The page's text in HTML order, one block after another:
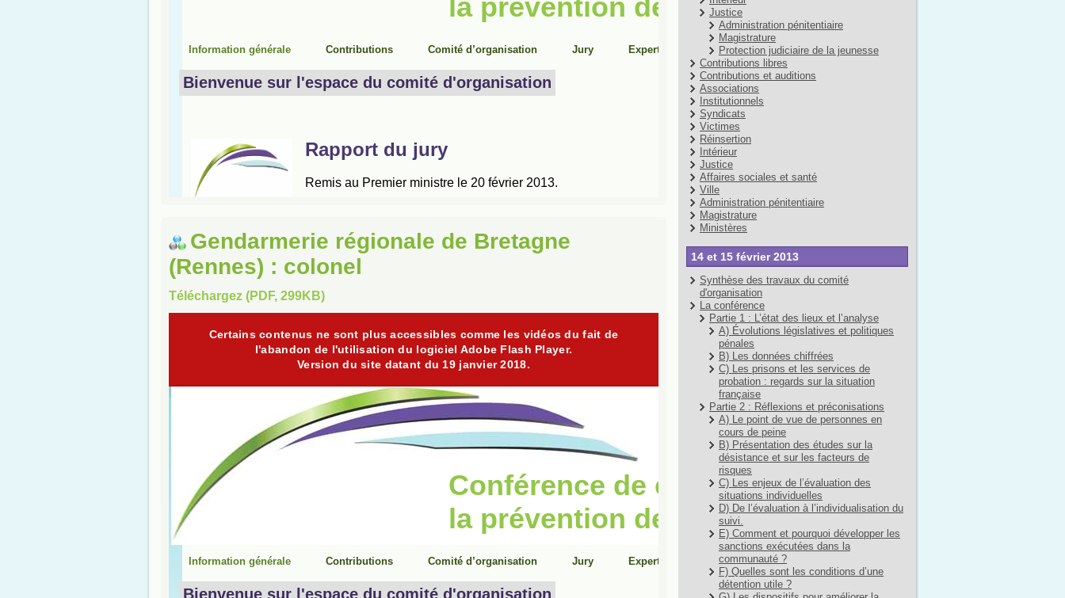
Gendarmerie régionale de Bretagne
(Rennes) : colonel
Téléchargez (PDF, 299KB)
Justice
Administration pénitentiaire
Magistrature
Protection judiciaire de la jeunesse
Contributions libres
Contributions et auditions
Associations
Institutionnels
Syndicats
Victimes
Réinsertion
Intérieur
Justice
Affaires sociales et santé
Ville
Administration pénitentiaire
Magistrature
Ministères
14 et 15 février 2013
Synthèse des travaux du comité
d'organisation
La conférence
Partie 1 : L’état des lieux et l’analyse
A) Évolutions législatives et politiques
pénales
B) Les données chiffrées
C) Les prisons et les services de
probation : regards sur la situation
française
Partie 2 : Réflexions et préconisations
A) Le point de vue de personnes en
cours de peine
B) Présentation des études sur la
désistance et sur les facteurs de
risques
C) Les enjeux de l’évaluation des
situations individuelles
D) De l’évaluation à l’individualisation du
suivi.
E) Comment et pourquoi développer les
sanctions exécutées dans la
communauté ?
F) Quelles sont les conditions d’une
détention utile ?